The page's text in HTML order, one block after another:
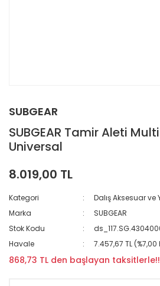
SUBGEAR
SUBGEAR Tamir Aleti
Universal
8.019,00 TL
Kategori
Dalış Aksesuar ve
Marka
SUBGEAR
Stok Kodu
Havale
7.457,67 TL
868,73 TL den başlayan taksitlerle!!